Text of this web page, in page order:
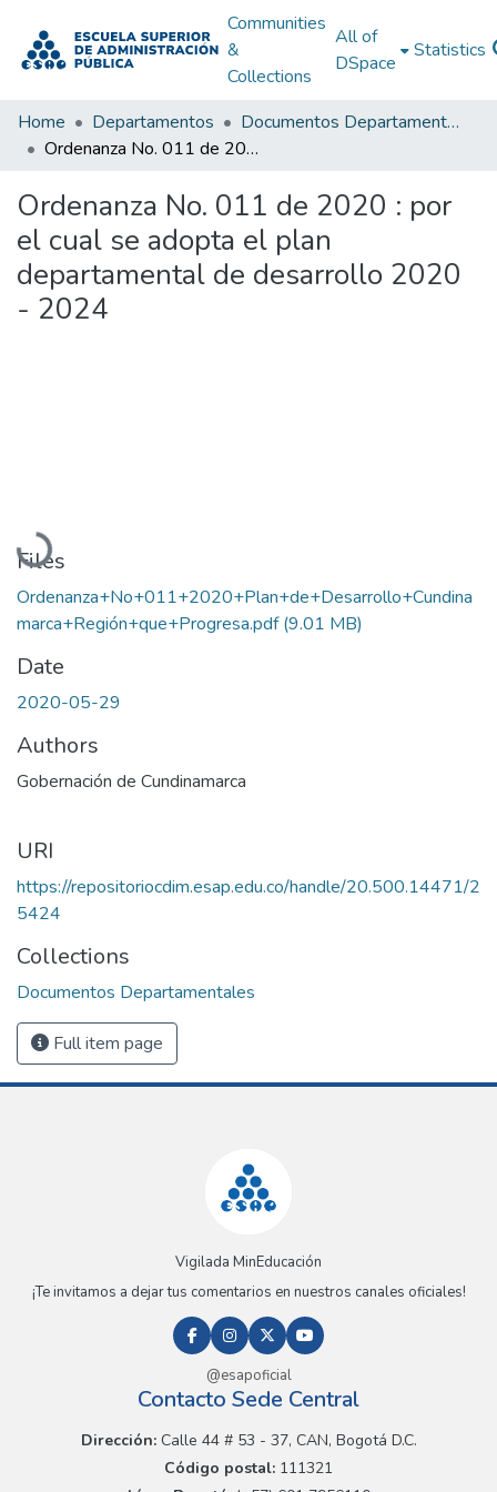
Communities
&
Collections
All of
DSpace
Statistics
Home Departamentos
Documentos Departamentales
Ordenanza No. 011 de 2020 : por el cual se adopta el plan departamental de desarrollo 2020 - 2024
Ordenanza No. 011 de 2020 : por
el cual se adopta el plan
departamental de desarrollo 2020
- 2024
Loading...
Files
Ordenanza+No+011+2020+Plan+de+Desarrollo+Cundina
marca+Región+que+Progresa.pdf(9.01 MB)
Date
2020-05-29
Authors
Gobernación de Cundinamarca
URI
https://repositoriocdim.esap.edu.co/handle/20.500.14471/2
5424
Collections
Documentos Departamentales
Full item page
Vigilada MinEducación
¡Te invitamos a dejar tus comentarios en nuestros canales oficiales!
@esapoficial
Contacto Sede Central
Dirección:Calle 44 # 53 - 37, CAN, Bogotá D.C.
Código postal: 111321